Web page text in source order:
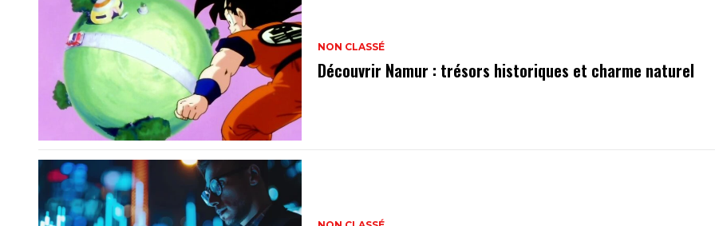
NON CLASSÉ
Découvrir Namur : trésors historiques et charme naturel